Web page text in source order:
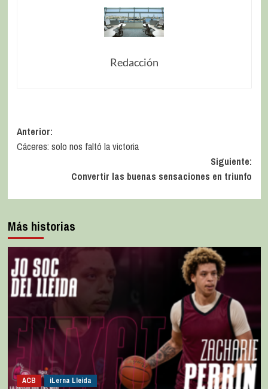
Redacción
Anterior:
Cáceres: solo nos faltó la victoria
Siguiente:
Convertir las buenas sensaciones en triunfo
Más historias
ACB iLerna Lleida